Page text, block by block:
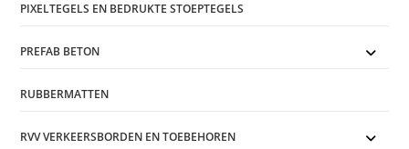
PIXELTEGELS EN BEDRUKTE STOEPTEGELS
PREFAB BETON
RUBBERMATTEN
RVV VERKEERSBORDEN EN TOEBEHOREN